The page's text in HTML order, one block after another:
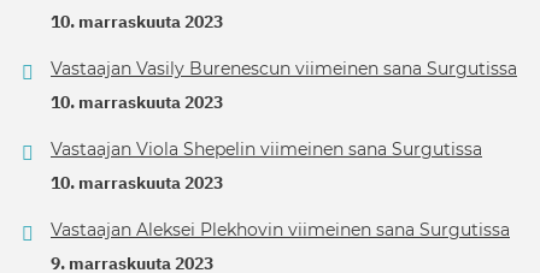
10. marraskuuta 2023
Vastaajan Vasily Burenescun viimeinen sana Surgutissa
10. marraskuuta 2023
Vastaajan Viola Shepelin viimeinen sana Surgutissa
10. marraskuuta 2023
Vastaajan Aleksei Plekhovin viimeinen sana Surgutissa
9. marraskuuta 2023